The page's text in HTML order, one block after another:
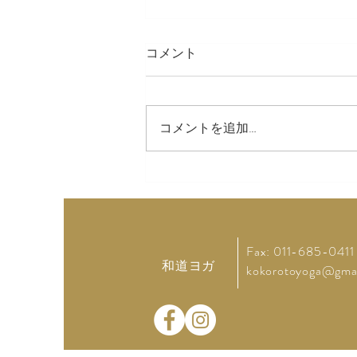
LINE スタンプ
コメント
コメントを追加…
和道ヨガ
Fax: 011-685-0411